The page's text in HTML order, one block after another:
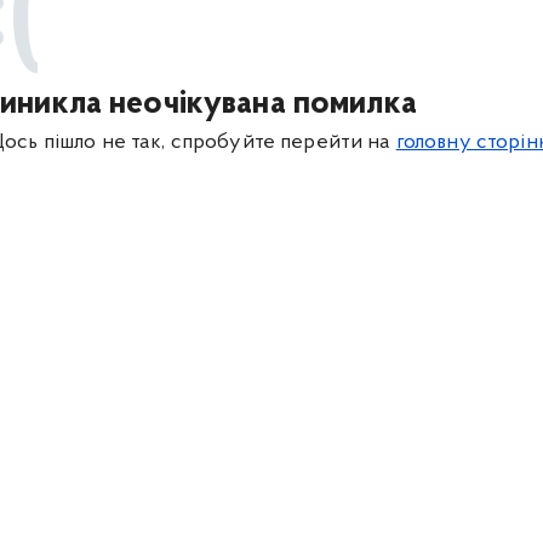
неочікувана помилка
пішло не так, спробуйте перейти на головну